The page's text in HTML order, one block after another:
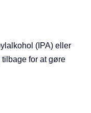
(IPA) eller
for at gøre